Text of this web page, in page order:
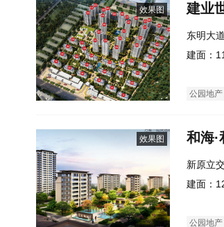
效果图 建业
东明大
建面：
公园地产
效果图 和海·
新原立
建面：
公园地产